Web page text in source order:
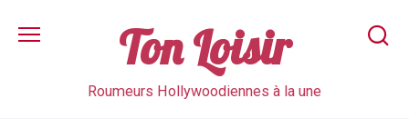
content
Ton Loisir
Roumeurs Hollywoodiennes à la une